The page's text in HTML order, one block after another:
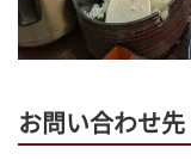
お問い合わせ先